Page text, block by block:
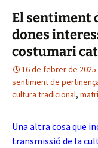
El sentiment
dones
costumari
16 de febrer de 2025
sentiment de
cultura tradicional,
Una altra cosa que
transmissió de la